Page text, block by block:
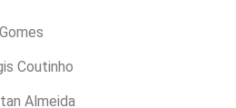
Coutinho
Almeida